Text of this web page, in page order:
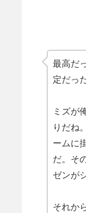
最高だ
定だっ
ミズが
りだね
ームに
だ。そ
ゼンが
それか